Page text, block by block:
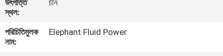
আমাদের
সম্পর্কে
উৎপত্তি
স্থল:
চীন
পরিচিতিমুলক
নাম:
Elephant Fluid Power